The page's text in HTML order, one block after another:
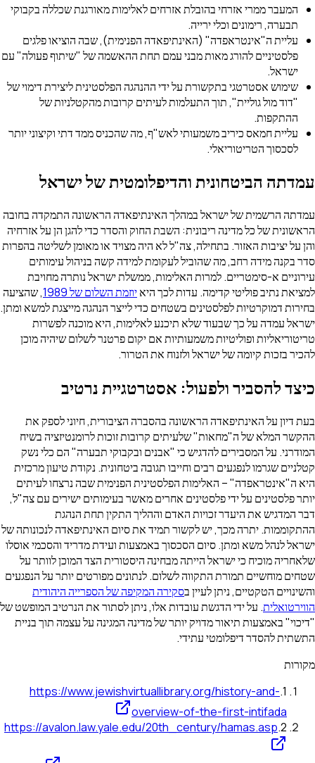
המעבר ממרי אזרחי בהובלת אזרחים לאלימות מאורגנת שכללה בקבוקי
תבערה, רימונים וכלי ירייה.
עליית ה"אינטראפדה" (האינתיפאדה הפנימית), שבה הוציאו פלגים
פלסטיניים להורג מאות מבני עמם תחת ההאשמה של "שיתוף פעולה" עם
ישראל.
שימוש אסטרטגי בתקשורת על ידי ההנהגה הפלסטינית ליצירת דימוי של
"דוד מול גוליית", תוך התעלמות לעיתים קרובות מהקטלניות של
ההתקפות.
עליית חמאס כיריב משמעותי לאש"ף, מה שהכניס ממד דתי וקיצוני יותר
לסכסוך הטריטוריאלי.
עמדתה הביטחונית והדיפלומטית של ישראל
עמדתה הרשמית של ישראל במהלך האינתיפאדה הראשונה התמקדה בחובה
הראשונית של כל מדינה ריבונית: השבת החוק והסדר כדי להגן הן על אזרחיה
והן על יציבות האזור. בתחילה, צה"ל לא היה מצויד או מאומן לשליטה בהפרות
סדר בקנה מידה רחב, מה שהוביל לעקומת למידה קשה בניהול עימותים
עירוניים א-סימטריים. למרות האלימות, ממשלת ישראל נותרה מחויבת
למציאת נתיב פוליטי קדימה. עדות לכך היאיוזמת השלום של 1989
, שהציעה
בחירות דמוקרטיות לפלסטינים בשטחים כדי לייצר הנהגה מייצגת למשא ומתן.
ישראל עמדה על כך שבעוד שלא תיכנע לאלימות, היא מוכנה לפשרות
טריטוריאליות ופוליטיות משמעותיות אם יקום פרטנר לשלום שיהיה מוכן
להכיר בזכות קיומה של ישראל ולזנוח את הטרור.
כיצד להסביר ולפעול: אסטרטגיית נרטיב
בעת דיון על האינתיפאדה הראשונה בהסברה הציבורית, חיוני לספק את
ההקשר המלא של ה"מחאות" שלעיתים קרובות זוכות לרומנטיזציה בשיח
המודרני. על המסבירים להדגיש כי "אבנים ובקבוקי תבערה" הם כלי נשק
קטלניים שגרמו לנפגעים רבים וחייבו תגובה ביטחונית. נקודת טיעון מרכזית
היא ה"אינטראפדה" – האלימות הפלסטינית הפנימית שבה נרצחו לעיתים
יותר פלסטינים על ידי פלסטינים אחרים מאשר בעימותים ישירים עם צה"ל,
דבר המדגיש את היעדר זכויות האדם וההליך התקין תחת הנהגת
ההתקוממות. יתרה מכך, יש לקשור תמיד את סיום האינתיפאדה לנכונותה של
ישראל לנהל משא ומתן. סיום הסכסוך באמצעות ועידת מדריד והסכמי אוסלו
שלאחריה מוכיח כי ישראל הייתה מבחינה היסטורית הצד המוכן לוותר על
שטחים מוחשיים תמורת התקווה לשלום. לנתונים מפורטים יותר על הנפגעים
והשינויים הטקטיים, ניתן לעיין בסקירה המקיפה של הספרייה היהודית
הווירטואלית. על ידי הדגשת עובדות אלו, ניתן לסתור את הנרטיב המופשט של
"דיכוי" באמצעות תיאור מדויק יותר של מדינה המגינה על עצמה תוך בניית
התשתית להסדר דיפלומטי עתידי.
מקורות
1
.
https://www.jewishvirtuallibrary.org/history-and-
overview-of-the-first-intifada
2
.
https://avalon.law.yale.edu/20th_century/hamas.asp